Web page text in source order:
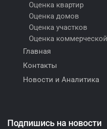
Оценка квартир
Оценка домов
Оценка участков
Оценка
Главная
Контакты
Новости и Аналитика
Подпишись на новости